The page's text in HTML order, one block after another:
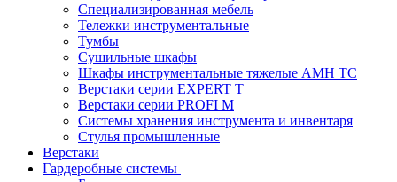
Cпециализированная мебель
Тележки инструментальные
Тумбы
Cушильные шкафы
Шкафы инструментальные тяжелые AMH TC
Верстаки серии EXPERT T
Верстаки серии PROFI M
Системы хранения инструмента и инвентаря
Стулья промышленные
Верстаки
Гардеробные системы